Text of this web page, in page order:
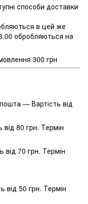
способи доставки
в цей же
обробляються на
300 грн
— Вартість від
80 грн. Термін
від 70 грн. Термін
50 грн. Термін